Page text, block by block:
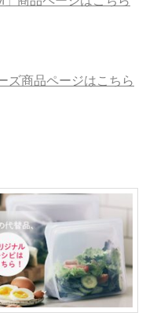
ズ商品ページはこちら